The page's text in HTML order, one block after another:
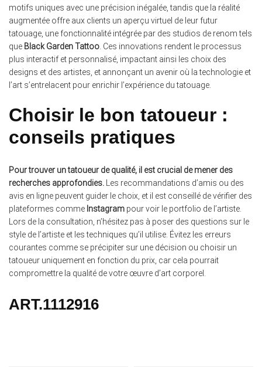
motifs uniques avec une précision inégalée, tandis que la réalité
augmentée offre aux clients un aperçu virtuel de leur futur
tatouage, une fonctionnalité intégrée par des studios de renom tels
que Black Garden Tattoo . Ces innovations rendent le processus
plus interactif et personnalisé, impactant ainsi les choix des
designs et des artistes, et annonçant un avenir où la technologie et
l’art s’entrelacent pour enrichir l’expérience du tatouage.
Choisir le bon tatoueur :
conseils pratiques
Pour trouver un tatoueur de qualité, il est crucial de mener des
recherches approfondies. Les recommandations d’amis ou des
avis en ligne peuvent guider le choix, et il est conseillé de vérifier des
plateformes comme Instagram pour voir le portfolio de l’artiste.
Lors de la consultation, n’hésitez pas à poser des questions sur le
style de l’artiste et les techniques qu’il utilise. Évitez les erreurs
courantes comme se précipiter sur une décision ou choisir un
tatoueur uniquement en fonction du prix, car cela pourrait
compromettre la qualité de votre œuvre d’art corporel.
ART.1112916